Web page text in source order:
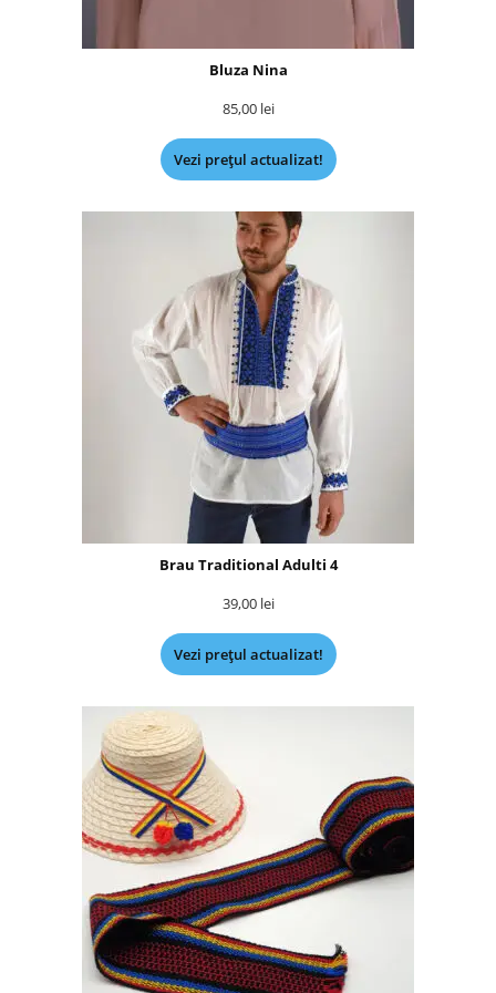
Bluza Nina
85,00 lei
Vezi prețul actualizat!
Brau Traditional Adulti 4
39,00 lei
Vezi prețul actualizat!